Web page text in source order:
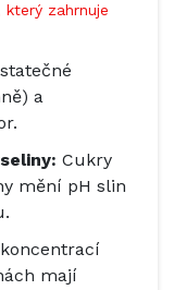
zahrnuje
a
Cukry
mění pH slin
mají